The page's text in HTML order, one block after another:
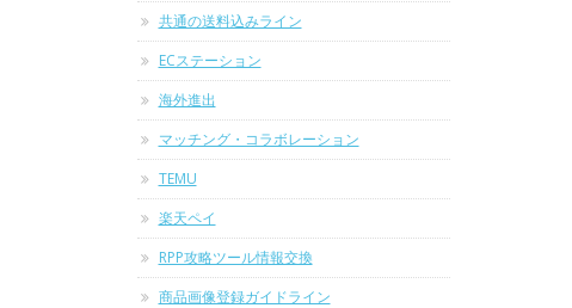
共通の送料込みライン
ECステーション
海外進出
マッチング・コラボレーション
TEMU
楽天ペイ
RPP攻略ツール情報交換
商品画像登録ガイドライン